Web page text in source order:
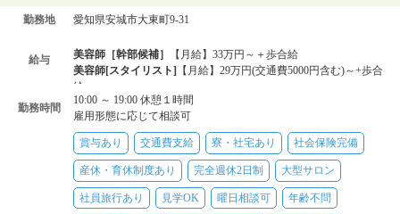
勤務地 愛知県安城市大東町9-31
給与 美容師［幹部候補］
【月給】33万円～＋歩合給
美容師[スタイリスト]
【月給】29万円(交通費5000円含む)～+歩合
給
美容師[スタイリスト]【時給】1300円～2500円＋歩合給
美容師[アシスタント(中途)]
む)～+歩合給
美容師[アシスタント(新卒)] 【月給】21万5000円(交通費5000円含
む)～+歩合給
フロント・受付【月給】22万5000円(交通費5000円含む)～+歩合給
勤務時間
10:00 ～ 19:00 休憩１時間
雇用形態に応じて相談可
賞与あり 交通費支給 寮・社宅あり 社会保険完備
産休・育休制度あり 完全週休2日制 大型サロン
社員旅行あり 見学OK 曜日相談可 年齢不問